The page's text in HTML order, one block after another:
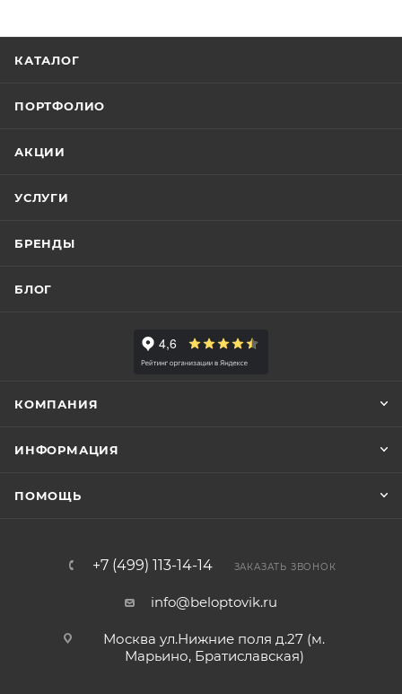
КАТАЛОГ
ПОРТФОЛИО
АКЦИИ
УСЛУГИ
БРЕНДЫ
БЛОГ
КОМПАНИЯ
ИНФОРМАЦИЯ
ПОМОЩЬ
+7 (499) 113-14-14 ЗАКАЗАТЬ ЗВОНОК
info@beloptovik.ru
Москва ул.Нижние поля д.27 (м.
Марьино, Братиславская)